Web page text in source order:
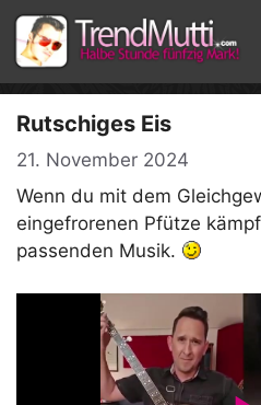
Zum
Inhalt
springen
Rutschiges Eis
21. November 2024
Wenn du mit dem
eingefrorenen Pfütze
passenden Musik.